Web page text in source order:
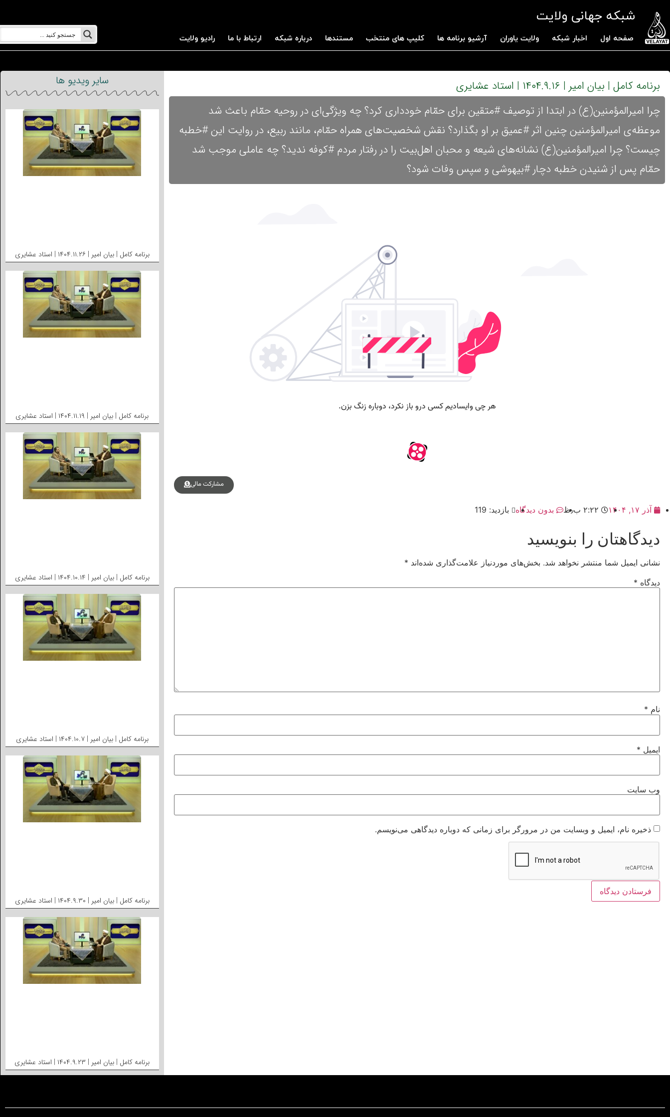
شبکه جهانی ولایت
صفحه اول اخبار شبکه ولایت یاوران آرشیو برنامه ها کلیپ های منتخب مستندها درباره شبکه ارتباط با ما رادیو ولایت
برنامه کامل | بیان امیر | ۱۴۰۴.۹.۱۶ | استاد عشایری
چرا امیرالمؤمنین(ع) در ابتدا از توصیف #متقین برای حمّام خودداری کرد؟ چه ویژگی‌ای در روحیه حمّام باعث شد
موعظه‌ی امیرالمؤمنین چنین اثر #عمیق بر او بگذارد؟ نقش شخصیت‌های همراه حمّام، مانند ربیع، در روایت این #خطبه
چیست؟ چرا امیرالمؤمنین(ع) نشانه‌های شیعه و محبان اهل‌بیت را در رفتار مردم #کوفه ندید؟ چه عاملی موجب شد
حمّام پس از شنیدن خطبه دچار #بیهوشی و سپس وفات شود؟
مشارکت مالی
آذر ۱۷, ۱۴۰۴ ۲:۲۲ ب٫ظ بدون دیدگاه بازدید: 119
دیدگاهتان را بنویسید
نشانی ایمیل شما منتشر نخواهد شد. بخش‌های موردنیاز علامت‌گذاری شده‌اند *
دیدگاه *
نام *
ایمیل *
وب‌ سایت
ذخیره نام، ایمیل و وبسایت من در مرورگر برای زمانی که دوباره دیدگاهی می‌نویسم.
سایر ویدیو ها
برنامه کامل | بیان امیر | ۱۴۰۴.۱۱.۲۶ | استاد عشایری
برنامه کامل | بیان امیر | ۱۴۰۴.۱۱.۱۹ | استاد عشایری
برنامه کامل | بیان امیر | ۱۴۰۴.۱۰.۱۴ | استاد عشایری
برنامه کامل | بیان امیر | ۱۴۰۴.۱۰.۷ | استاد عشایری
برنامه کامل | بیان امیر | ۱۴۰۴.۹.۳۰ | استاد عشایری
برنامه کامل | بیان امیر | ۱۴۰۴.۹.۲۳ | استاد عشایری